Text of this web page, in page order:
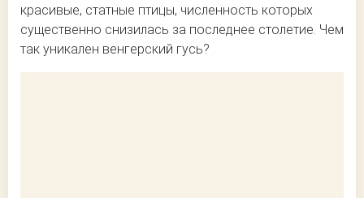
красивые, статные птицы, численность которых
существенно снизилась за последнее столетие. Чем
так уникален венгерский гусь?